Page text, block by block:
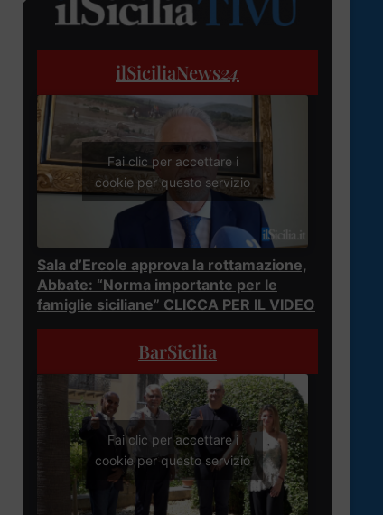
ilSiciliaNews24
Fai clic per accettare i
cookie per questo servizio
Sala d’Ercole approva la rottamazione,
Abbate: “Norma importante per le
famiglie siciliane” CLICCA PER IL VIDEO
BarSicilia
Fai clic per accettare i
cookie per questo servizio